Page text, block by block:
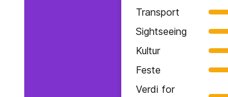
Transport
Sightseeing
Kultur
Feste
Verdi for